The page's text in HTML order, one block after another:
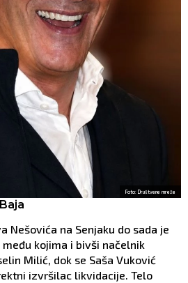
Foto: Društvene mreže
Nešovića na Senjaku do sada je
kojima i bivši načelnik
Milić, dok se Saša Vuković
izvršilac likvidacije. Telo